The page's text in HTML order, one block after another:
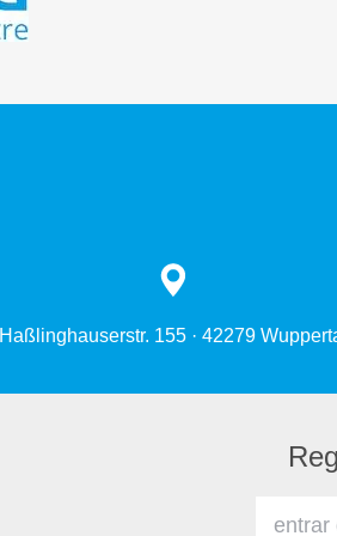
Haßlinghauserstr. 155 · 42279